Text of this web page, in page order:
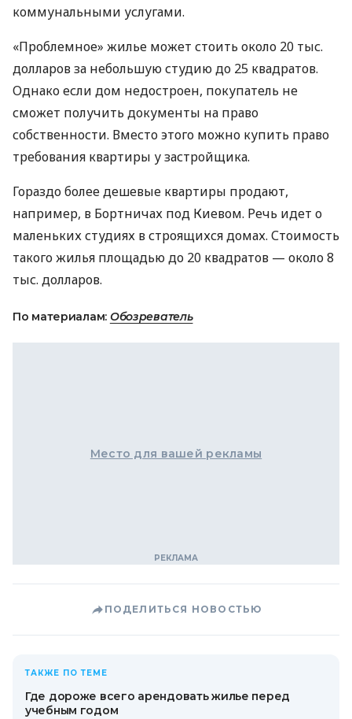
коммунальными услугами.
«Проблемное» жилье может стоить около 20 тыс.
долларов за небольшую студию до 25 квадратов.
Однако если дом недостроен, покупатель не
сможет получить документы на право
собственности. Вместо этого можно купить право
требования квартиры у застройщика.
Гораздо более дешевые квартиры продают,
например, в Бортничах под Киевом. Речь идет о
маленьких студиях в строящихся домах. Стоимость
такого жилья площадью до 20 квадратов — около 8
тыс. долларов.
По материалам: Обозреватель
Место для вашей рекламы
ПОДЕЛИТЬСЯ НОВОСТЬЮ
ТАКЖЕ ПО ТЕМЕ
Где дороже всего арендовать жилье перед
учебным годом